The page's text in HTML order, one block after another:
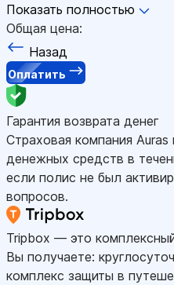
Показать полностью
Общая цена:
Назад
Оплатить
Гарантия возврата денег
Страховая компания Auras
денежных средств в
если полис не был
вопросов.
Tripbox — это
Вы получаете:
комплекс защиты в